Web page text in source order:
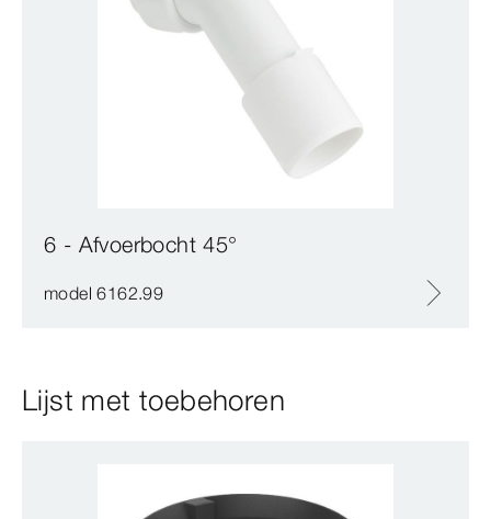
6 - Afvoerbocht 45°
model 6162.99
Lijst met toebehoren